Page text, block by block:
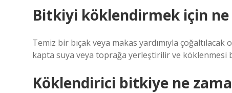
Bitkiyi köklendirmek için ne
Temiz bir bıçak veya makas yardımıyla
kapta suya veya toprağa yerleştirilir ve
Köklendirici bitkiye ne